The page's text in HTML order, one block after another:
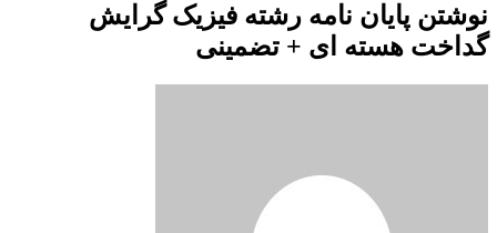
نوشتن پایان نامه رشته فیزیک گرایش
گداخت هسته ای + تضمینی